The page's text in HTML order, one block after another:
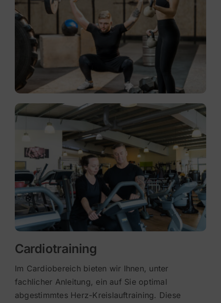
Cardiotraining
Im Cardiobereich bieten wir Ihnen, unter
fachlicher Anleitung, ein auf Sie optimal
abgestimmtes Herz-Kreislauftraining. Diese